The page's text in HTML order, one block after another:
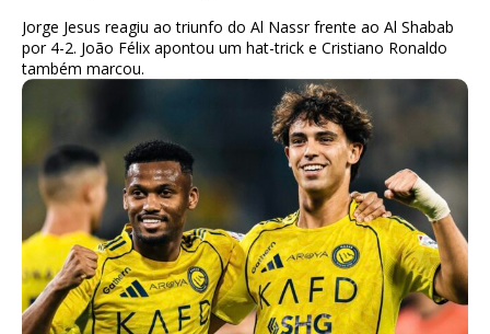
Jorge Jesus reagiu ao triunfo do Al Nassr frente ao Al Shabab
por 4-2. João Félix apontou um hat-trick e Cristiano Ronaldo
também marcou.